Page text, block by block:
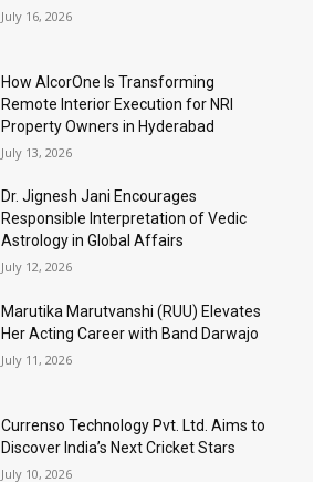
July 16, 2026
How AlcorOne Is Transforming
Remote Interior Execution for NRI
Property Owners in Hyderabad
July 13, 2026
Dr. Jignesh Jani Encourages
Responsible Interpretation of Vedic
Astrology in Global Affairs
July 12, 2026
Marutika Marutvanshi (RUU) Elevates
Her Acting Career with Band Darwajo
July 11, 2026
Currenso Technology Pvt. Ltd. Aims to
Discover India’s Next Cricket Stars
July 10, 2026